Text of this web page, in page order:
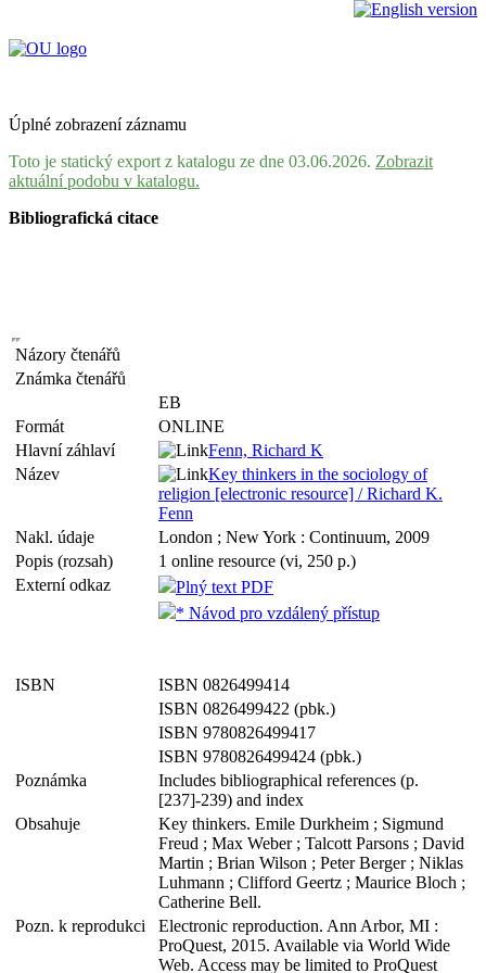
Úplné zobrazení záznamu
Toto je statický export z katalogu ze dne 03.06.2026. Zobrazit
aktuální podobu v katalogu.
Bibliografická citace
Názory čtenářů
Známka čtenářů
EB
Formát
ONLINE
Hlavní záhlaví
Fenn, Richard K
Název
Key thinkers in the sociology of
religion [electronic resource] / Richard K.
Fenn
Nakl. údaje
London ; New York : Continuum, 2009
Popis (rozsah)
1 online resource (vi, 250 p.)
Externí odkaz
Plný text PDF
* Návod pro vzdálený přístup
ISBN
ISBN 0826499414
ISBN 0826499422 (pbk.)
ISBN 9780826499417
ISBN 9780826499424 (pbk.)
Poznámka
Includes bibliographical references (p.
[237]-239) and index
Obsahuje
Key thinkers. Emile Durkheim ; Sigmund
Freud ; Max Weber ; Talcott Parsons ; David
Martin ; Brian Wilson ; Peter Berger ; Niklas
Luhmann ; Clifford Geertz ; Maurice Bloch ;
Catherine Bell.
Pozn. k reprodukci
Electronic reproduction. Ann Arbor, MI :
ProQuest, 2015. Available via World Wide
Web. Access may be limited to ProQuest